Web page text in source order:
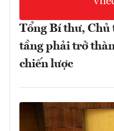
Tổng Bí thư, Chủ
tầng phải trở
chiến lược